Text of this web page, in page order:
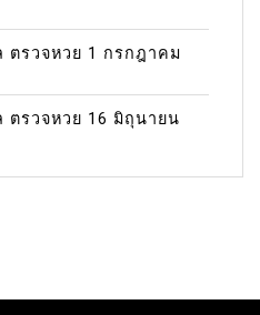
ตรวจหวย 1 กรกฎาคม
ตรวจหวย 16 มิถุนายน